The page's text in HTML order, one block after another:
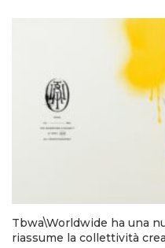
Tbwa\Worldwide ha una
riassume la collettività